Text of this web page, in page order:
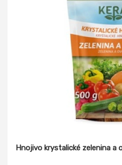
Hnojivo krystalické zelenina a